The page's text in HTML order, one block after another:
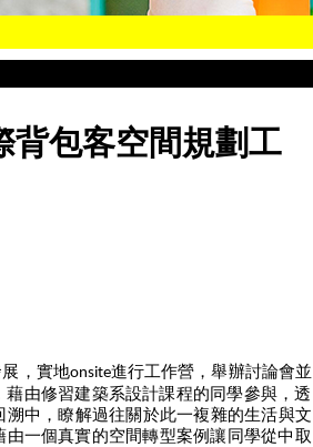
背包客空間規劃工
， 實地onsite進行工作營，舉辦討論會並
藉由修習建築系設計課程的同學參與，透
溯中，瞭解過往關於此一複雜的生活與文
由一個真實的空間轉型案例讓同學從中取